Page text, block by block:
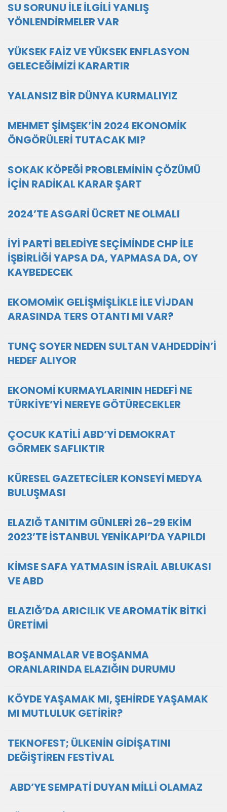
SU SORUNU İLE İLGİLİ YANLIŞ
YÖNLENDİRMELER VAR
YÜKSEK FAİZ VE YÜKSEK ENFLASYON
GELECEĞİMİZİ KARARTIR
YALANSIZ BİR DÜNYA KURMALIYIZ
MEHMET ŞİMŞEK’İN 2024 EKONOMİK
ÖNGÖRÜLERİ TUTACAK MI?
SOKAK KÖPEĞİ PROBLEMİNİN ÇÖZÜMÜ
İÇİN RADİKAL KARAR ŞART
2024’TE ASGARİ ÜCRET NE OLMALI
İYİ PARTİ BELEDİYE SEÇİMİNDE CHP İLE
İŞBİRLİĞİ YAPSA DA, YAPMASA DA, OY
KAYBEDECEK
EKOMOMİK GELİŞMİŞLİKLE İLE VİJDAN
ARASINDA TERS OTANTI MI VAR?
TUNÇ SOYER NEDEN SULTAN VAHDEDDİN’İ
HEDEF ALIYOR
EKONOMİ KURMAYLARININ HEDEFİ NE
TÜRKİYE’Yİ NEREYE GÖTÜRECEKLER
ÇOCUK KATİLİ ABD’Yİ DEMOKRAT
GÖRMEK SAFLIKTIR
KÜRESEL GAZETECİLER KONSEYİ MEDYA
BULUŞMASI
ELAZIĞ TANITIM GÜNLERİ 26-29 EKİM
2023’TE İSTANBUL YENİKAPI’DA YAPILDI
KİMSE SAFA YATMASIN İSRAİL ABLUKASI
VE ABD
ELAZIĞ’DA ARICILIK VE AROMATİK BİTKİ
ÜRETİMİ
BOŞANMALAR VE BOŞANMA
ORANLARINDA ELAZIĞIN DURUMU
KÖYDE YAŞAMAK MI, ŞEHİRDE YAŞAMAK
MI MUTLULUK GETİRİR?
TEKNOFEST; ÜLKENİN GİDİŞATINI
DEĞİŞTİREN FESTİVAL
ABD’YE SEMPATİ DUYAN MİLLİ OLAMAZ